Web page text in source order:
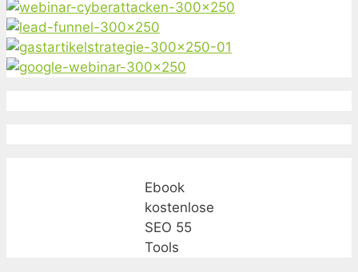
Ebook
kostenlose
SEO 55
Tools